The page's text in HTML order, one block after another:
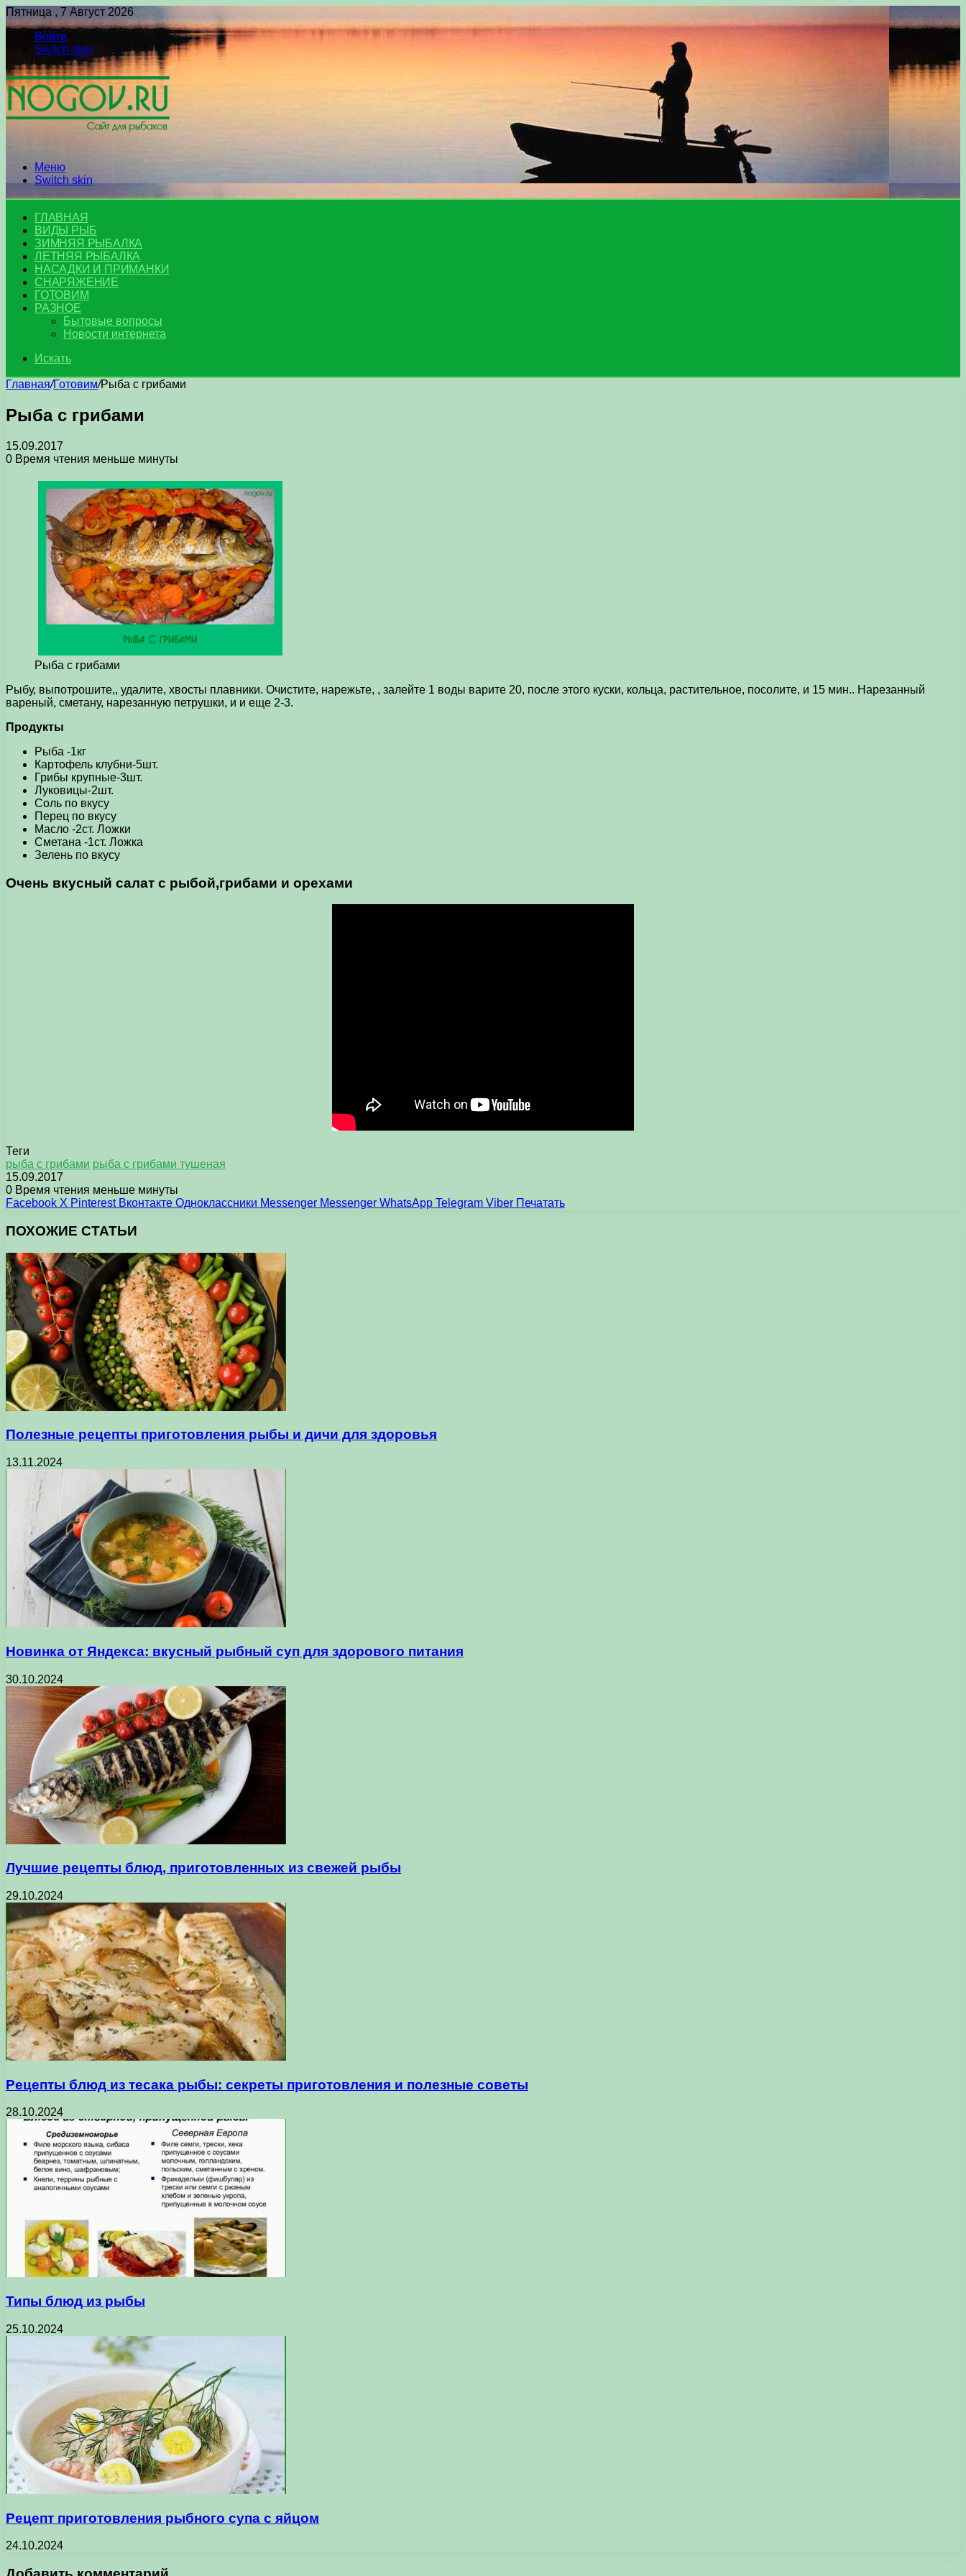
Пятница , 7 Август 2026
Войти
Switch skin
Меню
Switch skin
ГЛАВНАЯ
ВИДЫ РЫБ
ЗИМНЯЯ РЫБАЛКА
ЛЕТНЯЯ РЫБАЛКА
НАСАДКИ И ПРИМАНКИ
СНАРЯЖЕНИЕ
ГОТОВИМ
РАЗНОЕ
Бытовые вопросы
Новости интернета
Искать
Главная/Готовим/Рыба с грибами
Рыба с грибами
15.09.2017
0 Время чтения меньше минуты
Рыба с грибами
Рыбу, выпотрошите,, удалите, хвосты плавники. Очистите, нарежьте, , залейте 1 воды варите 20, после этого куски, кольца, растительное, посолите, и 15 мин.. Нарезанный
вареный, сметану, нарезанную петрушки, и и еще 2-3.
Продукты
Рыба -1кг
Картофель клубни-5шт.
Грибы крупные-3шт.
Луковицы-2шт.
Соль по вкусу
Перец по вкусу
Масло -2ст. Ложки
Сметана -1ст. Ложка
Зелень по вкусу
Очень вкусный салат с рыбой,грибами и орехами
Теги
рыба с грибами рыба с грибами тушеная
15.09.2017
0 Время чтения меньше минуты
Facebook X Pinterest Вконтакте Одноклассники Messenger Messenger WhatsApp Telegram Viber Печатать
ПОХОЖИЕ СТАТЬИ
Полезные рецепты приготовления рыбы и дичи для здоровья
13.11.2024
Новинка от Яндекса: вкусный рыбный суп для здорового питания
30.10.2024
Лучшие рецепты блюд, приготовленных из свежей рыбы
29.10.2024
Рецепты блюд из тесака рыбы: секреты приготовления и полезные советы
28.10.2024
Типы блюд из рыбы
25.10.2024
Рецепт приготовления рыбного супа с яйцом
24.10.2024